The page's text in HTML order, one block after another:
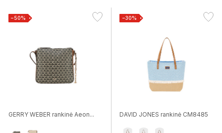
−50%
GERRY WEBER rankinė Aeon...
−30%
DAVID JONES rankinė CM8485